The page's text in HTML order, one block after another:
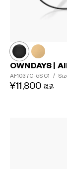
OWNDAYS |
AF1037G-5S C1 /
¥11,800 税込